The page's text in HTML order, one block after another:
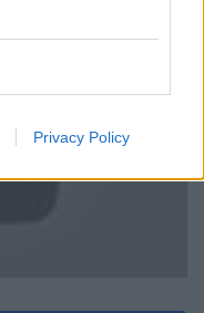
Privacy Policy